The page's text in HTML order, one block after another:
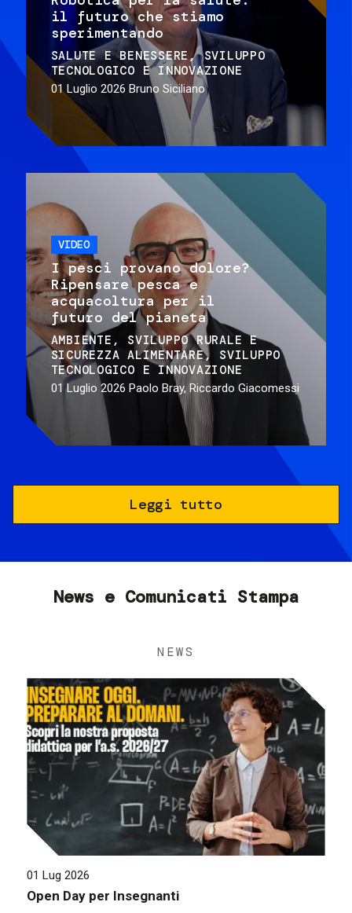
il futuro che stiamo
sperimentando
SALUTE E BENESSERE
SVILUPPO
TECNOLOGICO E INNOVAZIONE
01 Luglio 2026 Bruno Siciliano
VIDEO
I pesci provano dolore?
Ripensare pesca e
acquacoltura per il
futuro del pianeta
AMBIENTE
SVILUPPO RURALE E
SICUREZZA ALIMENTARE
SVILUPPO
TECNOLOGICO E INNOVAZIONE
01 Luglio 2026 Paolo Bray, Riccardo Giacomessi
Leggi tutto
News e Comunicati Stampa
NEWS
01 Lug 2026
Open Day per Insegnanti